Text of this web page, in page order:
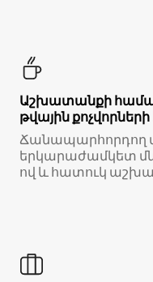
Աշխատանքի
թվային
Ճանապարհորդող
երկարաժամկետ
ով և հատուկ